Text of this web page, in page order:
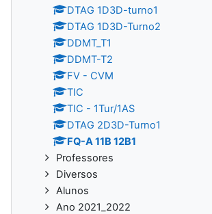
DTAG 1D3D-turno1
DTAG 1D3D-Turno2
DDMT_T1
DDMT-T2
FV - CVM
TIC
TIC - 1Tur/1AS
DTAG 2D3D-Turno1
FQ-A 11B 12B1
Professores
Diversos
Alunos
Ano 2021_2022